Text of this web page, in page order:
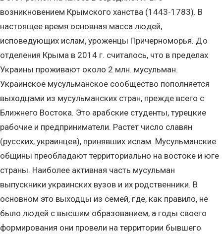
возникновением Крымского ханства (1443-1783). В
настоящее время основная масса людей,
исповедующих ислам, уроженцы Причерноморья. До
отделения Крыма в 2014 г. считалось, что в пределах
Украины проживают около 2 млн. мусульман.
Украинское мусульманское сообщество пополняется
выходцами из мусульманских стран, прежде всего с
Ближнего Востока. Это арабские студенты, турецкие
рабочие и предприниматели. Растет число славян
(русских, украинцев), принявших ислам. Мусульманские
общины преобладают территориально на востоке и юге
страны. Наиболее активная часть мусульман
выпускники украинских вузов и их родственники. В
основном это выходцы из семей, где, как правило, не
было людей с высшим образованием, а годы своего
формирования они провели на территории бывшего